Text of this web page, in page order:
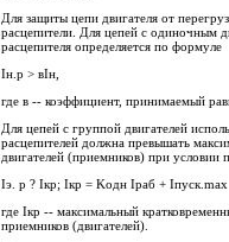
Для защиты цепи двигателя от
расцепители. Для цепей с одиночным
расцепителя определяется по формуле
Iн.р > вIн,
где в -- коэффициент, принимаемый
Для цепей с группой двигателей
расцепителей должна превышать
двигателей (приемников) при условии
Iэ. р ? Iкр; Iкр = Kодн Iраб + Iпуск.max
где Iкр -- максимальный
приемников (двигателей).